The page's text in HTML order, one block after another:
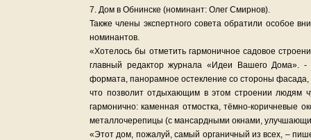
7. Дом в Обнинске (номинант: Олег Смирнов).
Также члены экспертного совета обратили особое
номинантов.
«Хотелось бы отметить гармоничное садовое
главный редактор журнала «Идеи Вашего Дома». -
формата, панорамное остекление со стороны фасада,
что позволит отдыхающим в этом строении людям
гармонично: каменная отмостка, тёмно-коричневые
металлочерепицы (с мансардными окнами,
«Этот дом, пожалуй, самый органичный из всех, –